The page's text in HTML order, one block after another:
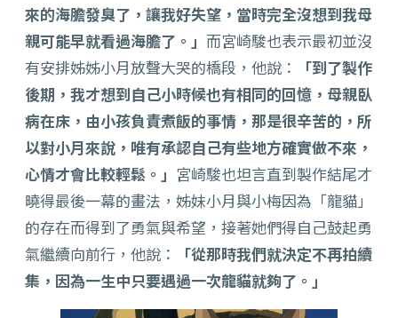
來的海膽發臭了，讓我好失望，當時完全沒想到我母
親可能早就看過海膽了。」 而宮崎駿也表示最初並沒
有安排姊姊小月放聲大哭的橋段，他說：
「到了製作
後期，我才想到自己小時候也有相同的回憶，母親臥
病在床，由小孩負責煮飯的事情，那是很辛苦的，所
以對小月來說，唯有承認自己有些地方確實做不來，
心情才會比較輕鬆。」 宮崎駿也坦言直到製作結尾才
曉得最後一幕的畫法，姊妹小月與小梅因為「龍貓」
的存在而得到了勇氣與希望，接著她們得自己鼓起勇
氣繼續向前行，他說：
「從那時我們就決定不再拍續
集，因為一生中只要遇過一次龍貓就夠了。」